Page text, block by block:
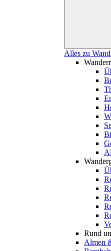
Alles zu
Rund
Almen